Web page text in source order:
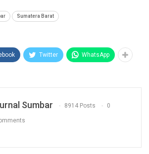
Sumatera Barat
Twitter WhatsApp
Sumbar 8914 Posts 0